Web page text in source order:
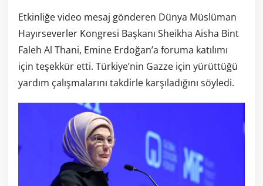
Etkinliğe video mesaj gönderen Dünya Müslüman
Hayırseverler Kongresi Başkanı Sheikha Aisha Bint
Faleh Al Thani, Emine Erdoğan’a foruma katılımı
için teşekkür etti. Türkiye’nin Gazze için yürüttüğü
yardım çalışmalarını takdirle karşıladığını söyledi.